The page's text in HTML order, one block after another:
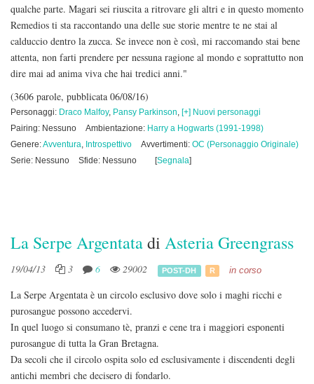
qualche parte. Magari sei riuscita a ritrovare gli altri e in questo momento
Remedios ti sta raccontando una delle sue storie mentre te ne stai al
calduccio dentro la zucca. Se invece non è così, mi raccomando stai bene
attenta, non farti prendere per nessuna ragione al mondo e soprattutto non
dire mai ad anima viva che hai tredici anni."
(3606 parole, pubblicata 06/08/16)
Personaggi: Draco Malfoy, Pansy Parkinson, [+] Nuovi personaggi
Pairing: Nessuno
Ambientazione: Harry a Hogwarts (1991-1998)
Genere:Avventura, Introspettivo Avvertimenti: OC (Personaggio Originale)
Serie: Nessuno
Sfide: Nessuno [Segnala]
La Serpe Argentatadi Asteria Greengrass
19/04/13 3 6 29002 POST-DH R in corso
La Serpe Argentata è un circolo esclusivo dove solo i maghi ricchi e
purosangue possono accedervi.
In quel luogo si consumano tè, pranzi e cene tra i maggiori esponenti
purosangue di tutta la Gran Bretagna.
Da secoli che il circolo ospita solo ed esclusivamente i discendenti degli
antichi membri che decisero di fondarlo.